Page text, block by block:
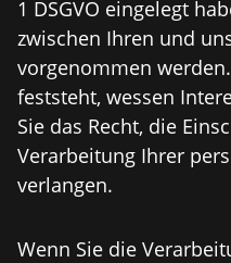
1 DSGVO eingelegt
zwischen Ihren und
vorgenommen
feststeht, wessen
Sie das Recht, die
Verarbeitung Ihrer
verlangen.
Wenn Sie die